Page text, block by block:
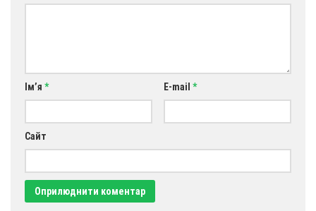
Ім’я * E-mail *
Сайт